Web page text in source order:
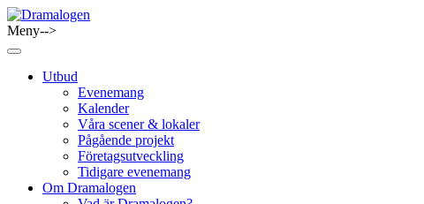
Skip
to
content
Meny-->
Utbud
Evenemang
Kalender
Våra scener & lokaler
Pågående projekt
Företagsutveckling
Tidigare evenemang
Om Dramalogen